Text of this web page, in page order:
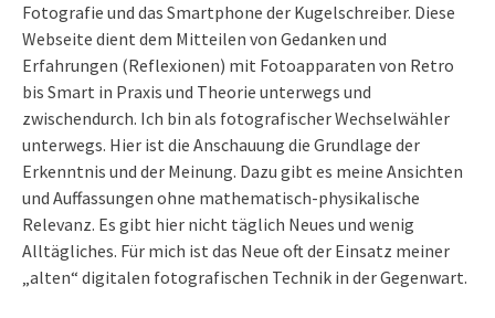
Fotografie und das Smartphone der Kugelschreiber. Diese
Webseite dient dem Mitteilen von Gedanken und
Erfahrungen (Reflexionen) mit Fotoapparaten von Retro
bis Smart in Praxis und Theorie unterwegs und
zwischendurch. Ich bin als fotografischer Wechselwähler
unterwegs. Hier ist die Anschauung die Grundlage der
Erkenntnis und der Meinung. Dazu gibt es meine Ansichten
und Auffassungen ohne mathematisch-physikalische
Relevanz. Es gibt hier nicht täglich Neues und wenig
Alltägliches. Für mich ist das Neue oft der Einsatz meiner
„alten“ digitalen fotografischen Technik in der Gegenwart.